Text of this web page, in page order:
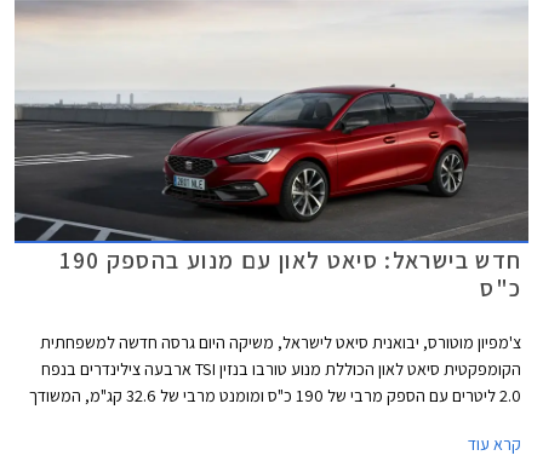
חדש בישראל: סיאט לאון עם מנוע בהספק 190
כ"ס
צ'מפיון מוטורס, יבואנית סיאט לישראל, משיקה היום גרסה חדשה למשפחתית
הקומפקטית סיאט לאון הכוללת מנוע טורבו בנזין TSI ארבעה צילינדרים בנפח
2.0 ליטרים עם הספק מרבי של 190 כ"ס ומומנט מרבי של 32.6 קג"מ, המשודך
קרא עוד